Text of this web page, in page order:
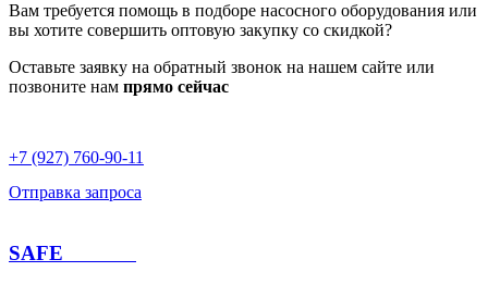
Вам требуется помощь в подборе насосного оборудования или
вы хотите совершить оптовую закупку со скидкой?
Оставьте заявку на обратный звонок на нашем сайте или
позвоните нам прямо сейчас
+7 (927) 760-90-11
Отправка запроса
SAFE